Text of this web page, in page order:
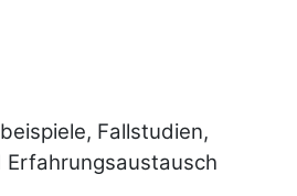
Fallstudien,
Erfahrungsaustausch